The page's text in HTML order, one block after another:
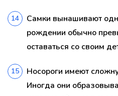
Самки вынашивают
рождении обычно
оставаться со своим
Носороги имеют
Иногда они